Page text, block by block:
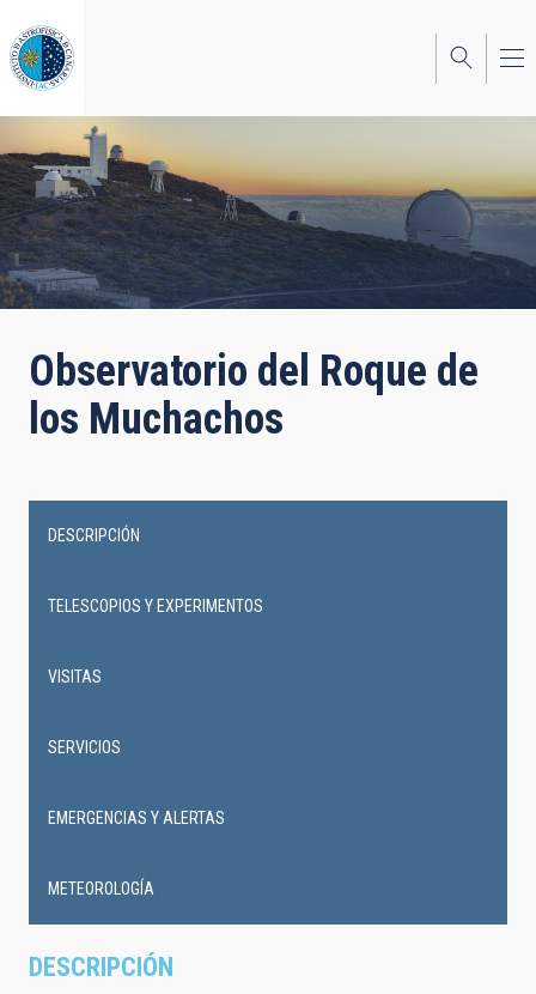
al
contenido
principal
Observatorio del Roque de
los Muchachos
DESCRIPCIÓN
navigation
DESCRIPCIÓN
TELESCOPIOS Y EXPERIMENTOS
VISITAS
SERVICIOS
EMERGENCIAS Y ALERTAS
METEOROLOGÍA